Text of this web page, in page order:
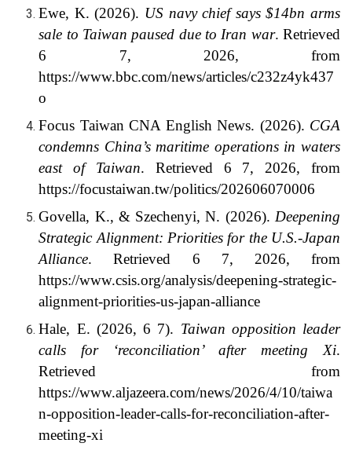
Ewe, K. (2026). US navy chief says $14bn arms
sale to Taiwan paused due to Iran war. Retrieved
6 7, 2026, from
https://www.bbc.com/news/articles/c232z4yk437
o
Focus Taiwan CNA English News. (2026). CGA
condemns China’s maritime operations in waters
east of Taiwan. Retrieved 6 7, 2026, from
https://focustaiwan.tw/politics/202606070006
Govella, K., & Szechenyi, N. (2026). Deepening
Strategic Alignment: Priorities for the U.S.-Japan
Alliance. Retrieved 6 7, 2026, from
https://www.csis.org/analysis/deepening-strategic-
alignment-priorities-us-japan-alliance
Hale, E. (2026, 6 7). Taiwan opposition leader
calls for ‘reconciliation’ after meeting Xi.
Retrieved from
https://www.aljazeera.com/news/2026/4/10/taiwa
n-opposition-leader-calls-for-reconciliation-after-
meeting-xi